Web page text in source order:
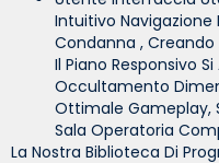
Intuitivo Navigazione
Condanna ,
Il Piano Responsivo
Occultamento
Ottimale Gameplay,
Sala Operatoria
La Nostra Biblioteca Di